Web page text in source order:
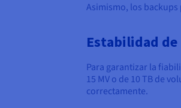
Asimismo, los
Estabilidad
Para garantizar la
15 MV o de 10 TB de
correctamente.